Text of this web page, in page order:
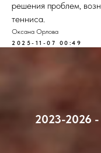
решения проблем,
тенниса.
Оксана Орлова
2025-11-07 00:49
2023-2026 -